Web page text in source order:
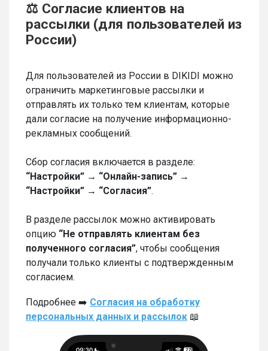
⚖️ Согласие клиентов на
рассылки (для пользователей из
России)
Для пользователей из России в DIKIDI можно
ограничить маркетинговые рассылки и
отправлять их только тем клиентам, которые
дали согласие на получение информационно-
рекламных сообщений.
Сбор согласия включается в разделе:
“Настройки” → “Онлайн-запись” →
“Настройки” → “Согласия”.
В разделе рассылок можно активировать
опцию “Не отправлять клиентам без
полученного согласия”, чтобы сообщения
получали только клиенты с подтвержденным
согласием.
Подробнее ➡️ Согласия на обработку
персональных данных и рассылок 📖